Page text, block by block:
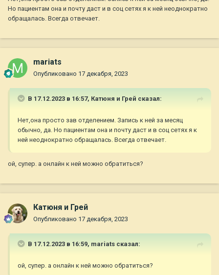
Но пациентам она и почту даст и в соц сетях я к ней неоднократно
обращалась. Всегда отвечает.
mariats
Опубликовано 17 декабря, 2023
В 17.12.2023 в 16:57, Катюня и Грей сказал:
Нет,она просто зав отделением. Запись к ней за месяц
обычно, да. Но пациентам она и почту даст и в соц сетях я к
ней неоднократно обращалась. Всегда отвечает.
ой, супер. а онлайн к ней можно обратиться?
Катюня и Грей
Опубликовано 17 декабря, 2023
В 17.12.2023 в 16:59, mariats сказал:
ой, супер. а онлайн к ней можно обратиться?